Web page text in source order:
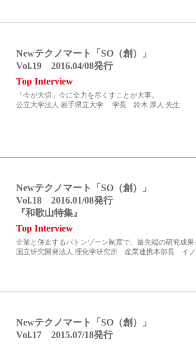
Newテクノマート「SO（創）」
Vol.19 2016.04/08発行
Top Interview
「今が大切」今に全力を尽くすことが大事。
公立大学法人 岩手県立大学 学長 鈴木 厚人 先生
Newテクノマート「SO（創）」
Vol.18 2016.01/08発行
『和歌山特集』
Top Interview
企業と併走するバトンゾーン制度で、最先端の研究成
国立研究開発法人 理化学研究所 産業連携本部長 イ
Newテクノマート「SO（創）」
Vol.17 2015.07/18発行